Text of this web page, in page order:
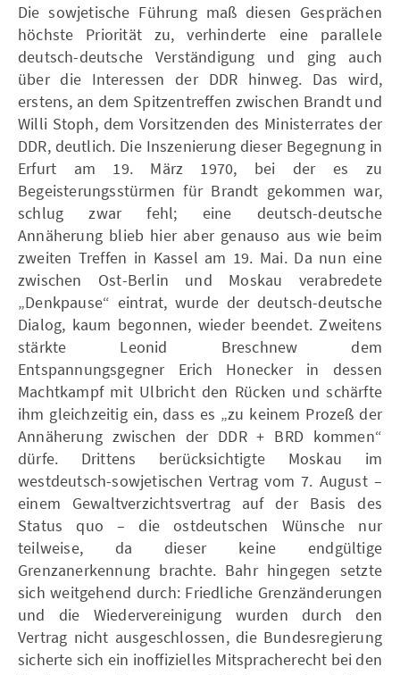
Die sowjetische Führung maß diesen Gesprächen
höchste Priorität zu, verhinderte eine parallele
deutsch-deutsche Verständigung und ging auch
über die Interessen der DDR hinweg. Das wird,
erstens, an dem Spitzentreffen zwischen Brandt und
Willi Stoph, dem Vorsitzenden des Ministerrates der
DDR, deutlich. Die Inszenierung dieser Begegnung in
Erfurt am 19. März 1970, bei der es zu
Begeisterungsstürmen für Brandt gekommen war,
schlug zwar fehl; eine deutsch-deutsche
Annäherung blieb hier aber genauso aus wie beim
zweiten Treffen in Kassel am 19. Mai. Da nun eine
zwischen Ost-Berlin und Moskau verabredete
„Denkpause“ eintrat, wurde der deutsch-deutsche
Dialog, kaum begonnen, wieder beendet. Zweitens
stärkte Leonid Breschnew dem
Entspannungsgegner Erich Honecker in dessen
Machtkampf mit Ulbricht den Rücken und schärfte
ihm gleichzeitig ein, dass es „zu keinem Prozeß der
Annäherung zwischen der DDR + BRD kommen“
dürfe. Drittens berücksichtigte Moskau im
westdeutsch-sowjetischen Vertrag vom 7. August –
einem Gewaltverzichtsvertrag auf der Basis des
Status quo – die ostdeutschen Wünsche nur
teilweise, da dieser keine endgültige
Grenzanerkennung brachte. Bahr hingegen setzte
sich weitgehend durch: Friedliche Grenzänderungen
und die Wiedervereinigung wurden durch den
Vertrag nicht ausgeschlossen, die Bundesregierung
sicherte sich ein inoffizielles Mitspracherecht bei den